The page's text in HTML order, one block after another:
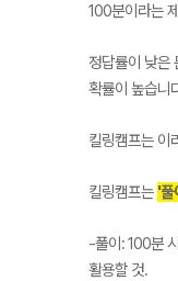
100분이라는
정답률이 낮은
확률이 높습니
킬링캠프는 이
킬링캠프는 '풀
-풀이: 100분
활용할 것.